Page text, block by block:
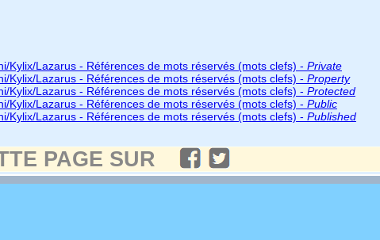
Kylix/Lazarus - Références de mots réservés (mots clefs) - Private
Kylix/Lazarus - Références de mots réservés (mots clefs) - Property
Kylix/Lazarus - Références de mots réservés (mots clefs) - Protected
Kylix/Lazarus - Références de mots réservés (mots clefs) - Public
Kylix/Lazarus - Références de mots réservés (mots clefs) - Published
PAGE SUR